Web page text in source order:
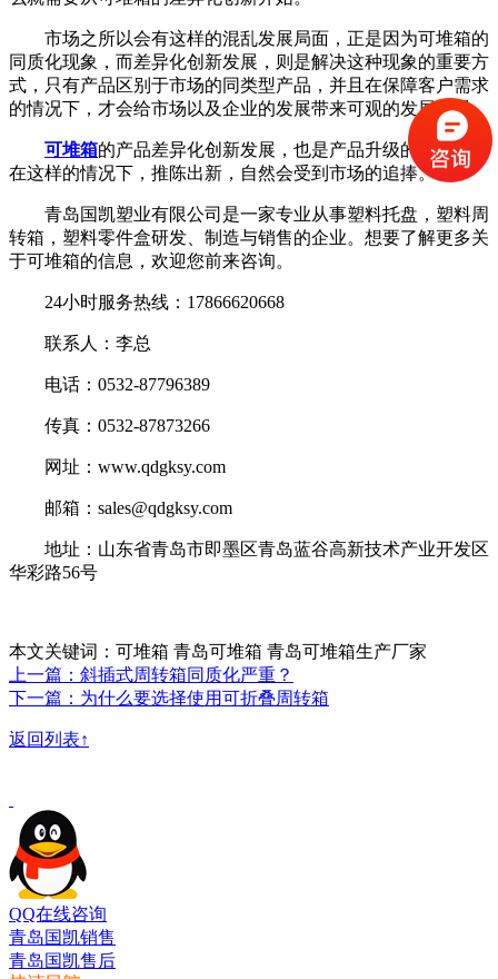
市场之所以会有这样的混乱发展局面，正是因为可堆箱的
同质化现象，而差异化创新发展，则是解决这种现象的重要方
式，只有产品区别于市场的同类型产品，并且在保障客户需求
的情况下，才会给市场以及企业的发展带来可观的发展前景。
可堆箱的产品差异化创新发展，也是产品升级的一部分，
在这样的情况下，推陈出新，自然会受到市场的追捧。
青岛国凯塑业有限公司是一家专业从事塑料托盘，塑料周
转箱，塑料零件盒研发、制造与销售的企业。想要了解更多关
于可堆箱的信息，欢迎您前来咨询。
24小时服务热线：17866620668
联系人：李总
电话：0532-87796389
传真：0532-87873266
网址：www.qdgksy.com
邮箱：sales@qdgksy.com
地址：山东省青岛市即墨区青岛蓝谷高新技术产业开发区
华彩路56号
本文关键词：可堆箱 青岛可堆箱 青岛可堆箱生产厂家
上一篇：斜插式周转箱同质化严重？
下一篇：为什么要选择使用可折叠周转箱
返回列表↑
QQ在线咨询
青岛国凯销售
青岛国凯售后